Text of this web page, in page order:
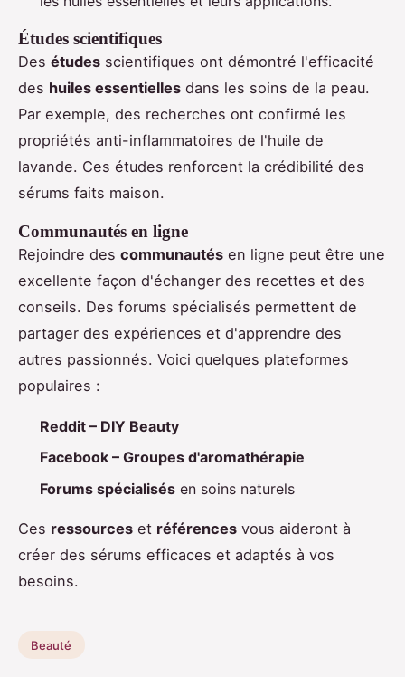
Études scientifiques
Des études scientifiques ont démontré l'efficacité
des huiles essentielles dans les soins de la peau.
Par exemple, des recherches ont confirmé les
propriétés anti-inflammatoires de l'huile de
lavande. Ces études renforcent la crédibilité des
sérums faits maison.
Communautés en ligne
Rejoindre des communautés en ligne peut être une
excellente façon d'échanger des recettes et des
conseils. Des forums spécialisés permettent de
partager des expériences et d'apprendre des
autres passionnés. Voici quelques plateformes
populaires :
Reddit – DIY Beauty
Facebook – Groupes d'aromathérapie
Forums spécialisés en soins naturels
Ces ressources et références vous aideront à
créer des sérums efficaces et adaptés à vos
besoins.
Beauté